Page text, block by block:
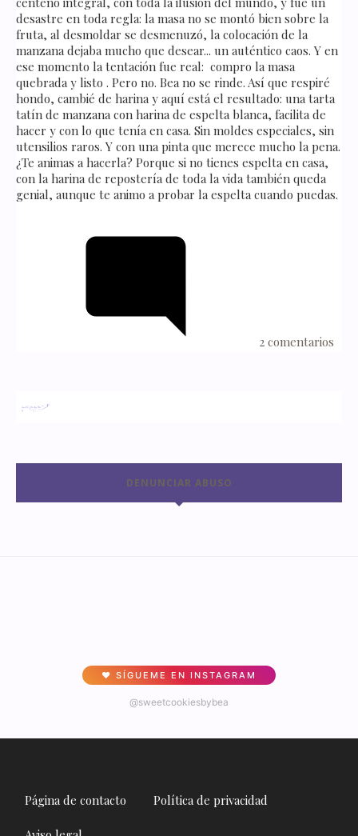
desastre en toda regla: la masa no se montó bien sobre la
fruta, al desmoldar se desmenuzó, la colocación de la
manzana dejaba mucho que desear... un auténtico caos. Y en
ese momento la tentación fue real: compro la masa
quebrada y listo . Pero no. Bea no se rinde. Así que respiré
hondo, cambié de harina y aquí está el resultado: una tarta
tatín de manzana con harina de espelta blanca, facilita de
hacer y con lo que tenía en casa. Sin moldes especiales, sin
utensilios raros. Y con una pinta que merece mucho la pena.
¿Te animas a hacerla? Porque si no tienes espelta en casa,
con la harina de repostería de toda la vida también queda
genial, aunque te animo a probar la espelta cuando puedas.
2 comentarios
DENUNCIAR ABUSO
♥ SÍGUEME EN INSTAGRAM
@sweetcookiesbybea
Página de contacto Política de privacidad